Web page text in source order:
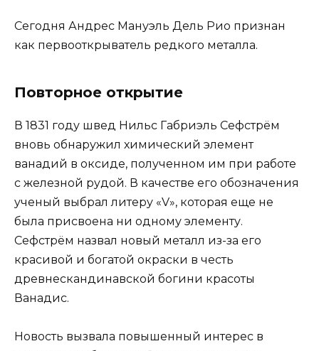
Сегодня Андрес Мануэль Дель Рио признан
как первооткрыватель редкого металла.
Повторное открытие
В 1831 году швед Нильс Габриэль Сефстрём
вновь обнаружил химический элемент
ванадий в оксиде, полученном им при работе
с железной рудой. В качестве его обозначения
ученый выбрал литеру «V», которая еще не
была присвоена ни одному элементу.
Сефстрём назвал новый металл из-за его
красивой и богатой окраски в честь
древнескандинавской богини красоты
Ванадис.
Новость вызвала повышенный интерес в